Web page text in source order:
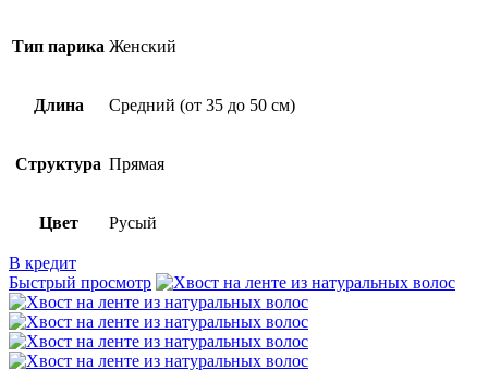
Тип парика Женский
Длина Средний (от 35 до 50 см)
Структура Прямая
Цвет Русый
В кредит
Быстрый просмотр